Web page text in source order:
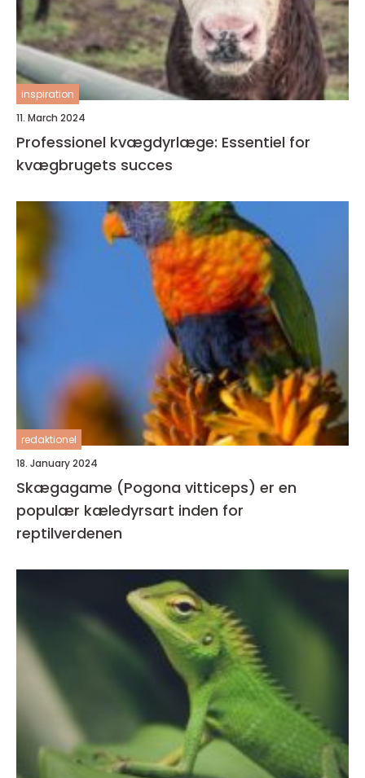
inspiration
11. March 2024
Professionel kvægdyrlæge: Essentiel for
kvægbrugets succes
redaktionel
18. January 2024
Skægagame (Pogona vitticeps) er en
populær kæledyrsart inden for
reptilverdenen